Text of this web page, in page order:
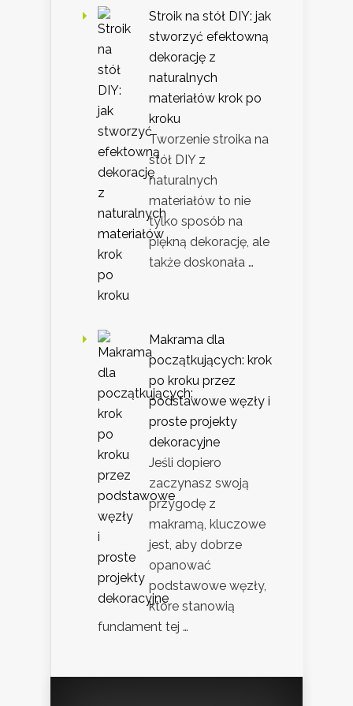
Stroik na stół DIY: jak
stworzyć efektowną
dekorację z
naturalnych
materiałów krok po
kroku
Tworzenie stroika na
stół DIY z
naturalnych
materiałów to nie
tylko sposób na
piękną dekorację, ale
także doskonała …
Makrama dla
początkujących: krok
po kroku przez
podstawowe węzły i
proste projekty
dekoracyjne
Jeśli dopiero
zaczynasz swoją
przygodę z
makramą, kluczowe
jest, aby dobrze
opanować
podstawowe węzły,
które stanowią
fundament tej …